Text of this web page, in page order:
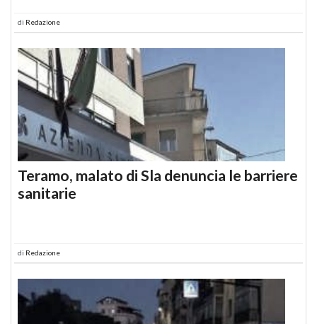
di Redazione
Teramo, malato di Sla denuncia le barriere
sanitarie
di Redazione